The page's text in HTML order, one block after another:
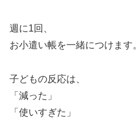
週に1回、
お小遣い帳を一緒につけます。
子どもの反応は、
「減った」
「使いすぎた」